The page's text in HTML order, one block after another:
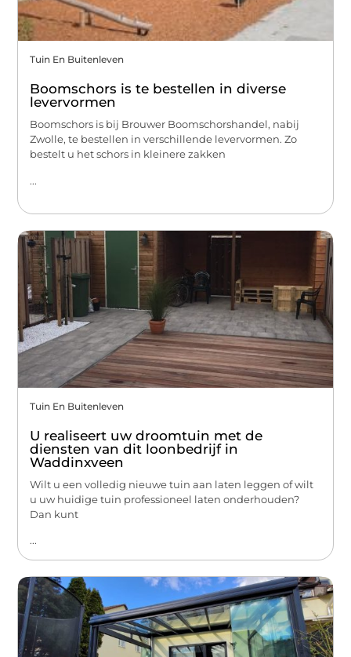
Tuin En Buitenleven
Boomschors is te bestellen in diverse
levervormen
Boomschors is bij Brouwer Boomschorshandel, nabij
Zwolle, te bestellen in verschillende levervormen. Zo
bestelt u het schors in kleinere zakken
...
Tuin En Buitenleven
U realiseert uw droomtuin met de
diensten van dit loonbedrijf in
Waddinxveen
Wilt u een volledig nieuwe tuin aan laten leggen of wilt
u uw huidige tuin professioneel laten onderhouden?
Dan kunt
...